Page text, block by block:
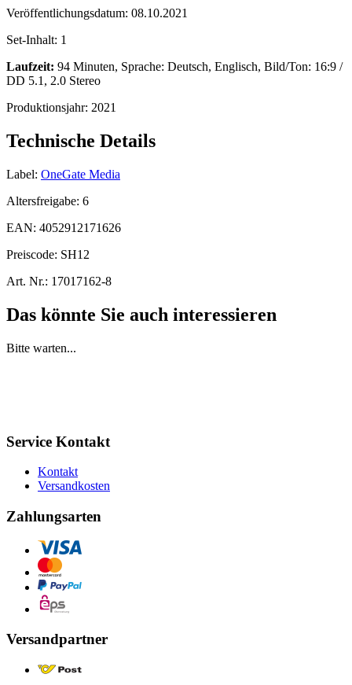
Veröffentlichungsdatum: 08.10.2021
Set-Inhalt: 1
Laufzeit: 94 Minuten, Sprache: Deutsch, Englisch, Bild/Ton: 16:9 /
DD 5.1, 2.0 Stereo
Produktionsjahr: 2021
Technische Details
Label: OneGate Media
Altersfreigabe: 6
EAN: 4052912171626
Preiscode: SH12
Art. Nr.: 17017162-8
Das könnte Sie auch interessieren
Bitte warten...
Service Kontakt
Kontakt
Versandkosten
Zahlungsarten
Versandpartner